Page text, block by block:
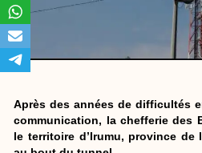
Après des années de difficultés
communication, la chefferie des
le territoire d’Irumu, province